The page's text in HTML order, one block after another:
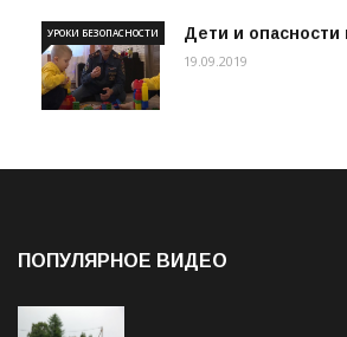
Дети и опасности
УРОКИ БЕЗОПАСНОСТИ
19.09.2019
ПОПУЛЯРНОЕ ВИДЕО